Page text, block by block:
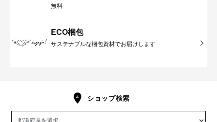
無料
ECO梱包
サステナブルな梱包資材でお届けします
ショップ検索